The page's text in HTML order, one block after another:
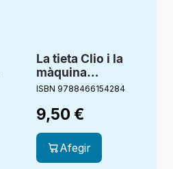
La tieta Clio i la
màquina
d’escriure
ISBN 9788466154284
9,50 €
Afegir